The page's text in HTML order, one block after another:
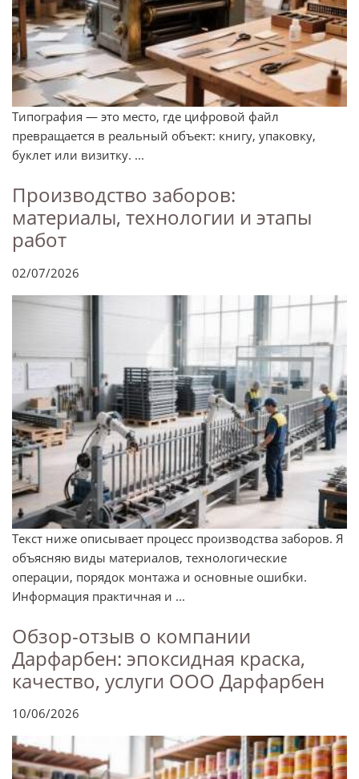
Типография — это место, где цифровой файл
превращается в реальный объект: книгу, упаковку,
буклет или визитку. ...
Производство заборов:
материалы, технологии и этапы
работ
02/07/2026
Текст ниже описывает процесс производства заборов. Я
объясняю виды материалов, технологические
операции, порядок монтажа и основные ошибки.
Информация практичная и ...
Обзор-отзыв о компании
Дарфарбен: эпоксидная краска,
качество, услуги ООО Дарфарбен
10/06/2026